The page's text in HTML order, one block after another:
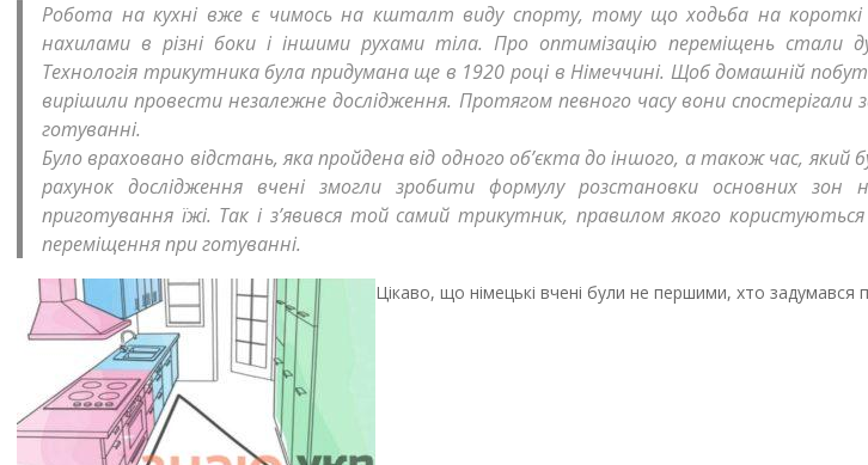
Робота на кухні вже є чимось на кшталт виду спорту, тому що ходьба на короткі
нахилами в різні боки і іншими рухами тіла. Про оптимізацію переміщень
Технологія трикутника була придумана ще в 1920 році в Німеччині. Щоб домашній побут
вирішили провести незалежне дослідження. Протягом певного часу вони спостерігали
готуванні.
Було враховано відстань, яка пройдена від одного об’єкта до іншого, а також час,
рахунок дослідження вчені змогли зробити формулу розстановки основних зон
приготування їжі. Так і з’явився той самий трикутник, правилом якого
переміщення при готуванні.
Цікаво, що німецькі вчені були не першими, хто задумався